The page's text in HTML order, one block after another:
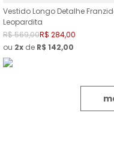
Vestido Longo Detalhe
Leopardita
R$569,00R$ 284,00
ou 2 de R$ 142,00